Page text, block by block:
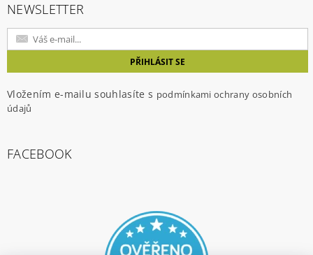
NEWSLETTER
Vložením e-mailu souhlasíte s podmínkami ochrany osobních
údajů
FACEBOOK